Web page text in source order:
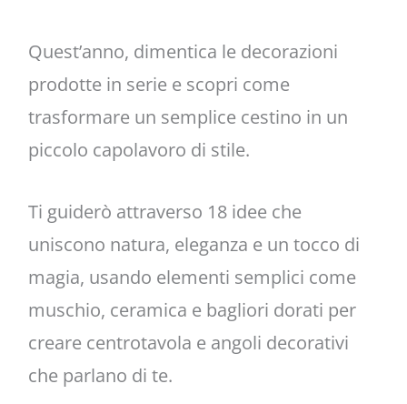
Quest’anno, dimentica le decorazioni
prodotte in serie e scopri come
trasformare un semplice cestino in un
piccolo capolavoro di stile.
Ti guiderò attraverso 18 idee che
uniscono natura, eleganza e un tocco di
magia, usando elementi semplici come
muschio, ceramica e bagliori dorati per
creare centrotavola e angoli decorativi
che parlano di te.